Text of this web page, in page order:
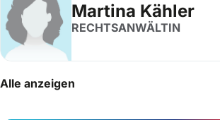
Martina Kähler
RECHTSANWÄLTIN
Alle anzeigen